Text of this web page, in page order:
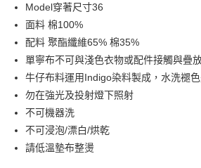
AFTEE先享後付
相關說明
【關於「AFTEE先享後付」】
AFTEE先享後付是「在收到商品之後才付款」的
便利好安心！
１．簡單：不需註冊會員、不需綁卡、不需儲值。
３．安心：先確認商品／服務後，再付款。
【「AFTEE先享後付」結帳流程】
１．於結帳方式選擇「AFTEE先享後付」後，將
ATM付款
運送方式
宅配
Model穿著尺寸36
面料 棉100%
配料 聚酯纖維65% 棉35%
單寧布不可與淺色衣物或配件接觸與疊
牛仔布料運用Indigo染料製成，水洗褪
勿在強光及投射燈下照射
不可機器洗
不可浸泡/漂白/烘乾
請低溫墊布整燙